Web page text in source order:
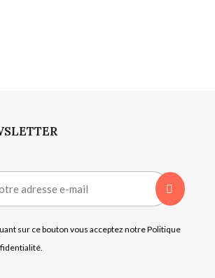
sur ce bouton vous acceptez notre Politique